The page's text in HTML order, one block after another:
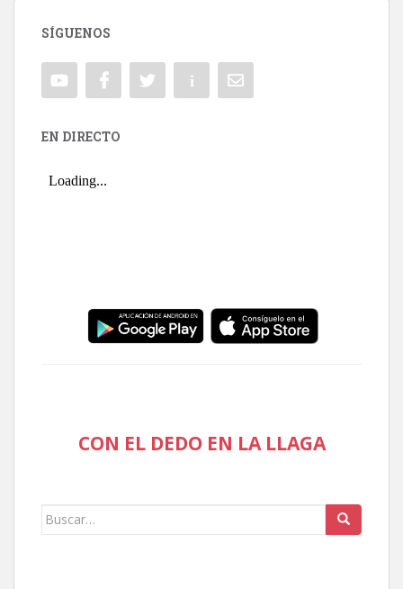
SÍGUENOS
EN DIRECTO
CON EL DEDO EN LA LLAGA
Buscar: